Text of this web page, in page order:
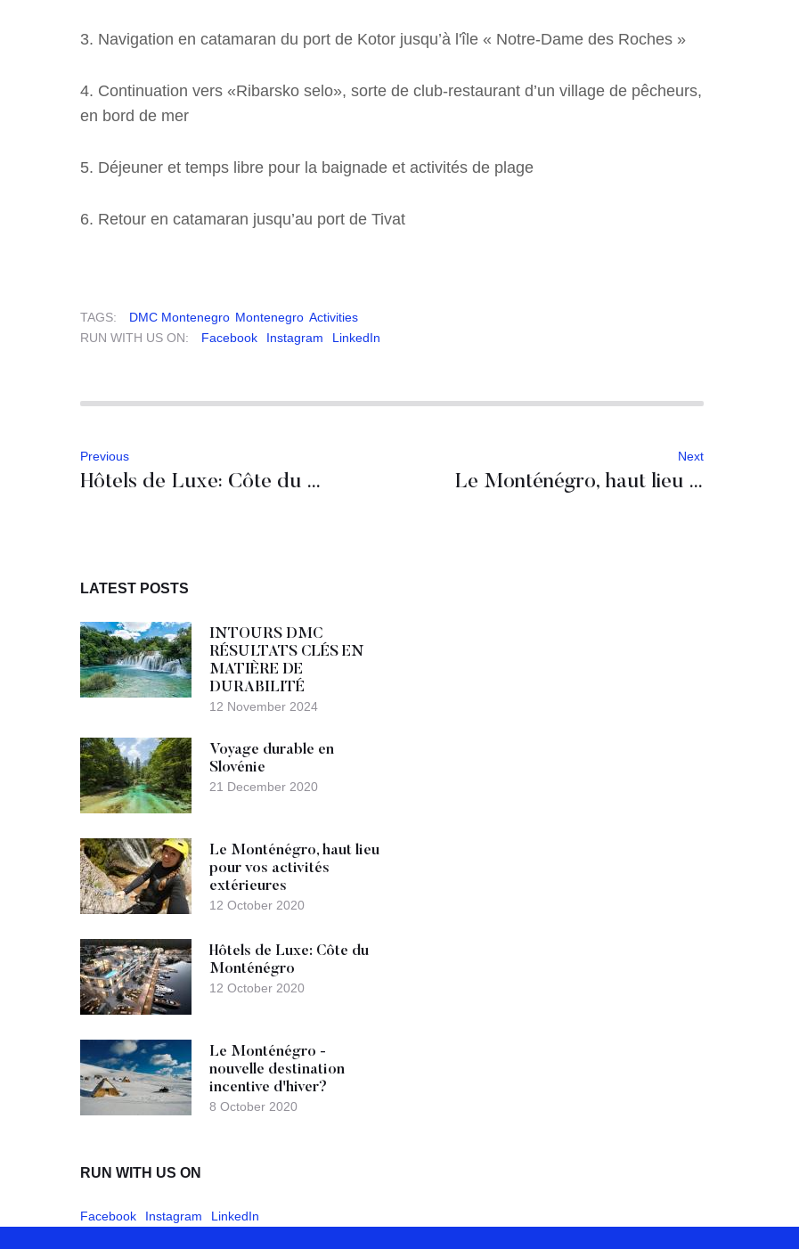
3. Navigation en catamaran du port de Kotor jusqu’à l'île « Notre-Dame des Roches »
4. Continuation vers «Ribarsko selo», sorte de club-restaurant d’un village de pêcheurs,
en bord de mer
5. Déjeuner et temps libre pour la baignade et activités de plage
6. Retour en catamaran jusqu’au port de Tivat
TAGS: DMC Montenegro Montenegro Activities
RUN WITH US ON:
Facebook Instagram LinkedIn
Previous
Hôtels de Luxe: Côte du Monténégro
Next
Le Monténégro, haut lieu pour vos activités extérieures
LATEST POSTS
INTOURS DMC
RÉSULTATS CLÉS EN
MATIÈRE DE
DURABILITÉ
12 November 2024
Voyage durable en
Slovénie
21 December 2020
Le Monténégro, haut lieu
pour vos activités
extérieures
12 October 2020
Hôtels de Luxe: Côte du
Monténégro
12 October 2020
Le Monténégro -
nouvelle destination
incentive d'hiver?
8 October 2020
RUN WITH US ON
Facebook Instagram LinkedIn